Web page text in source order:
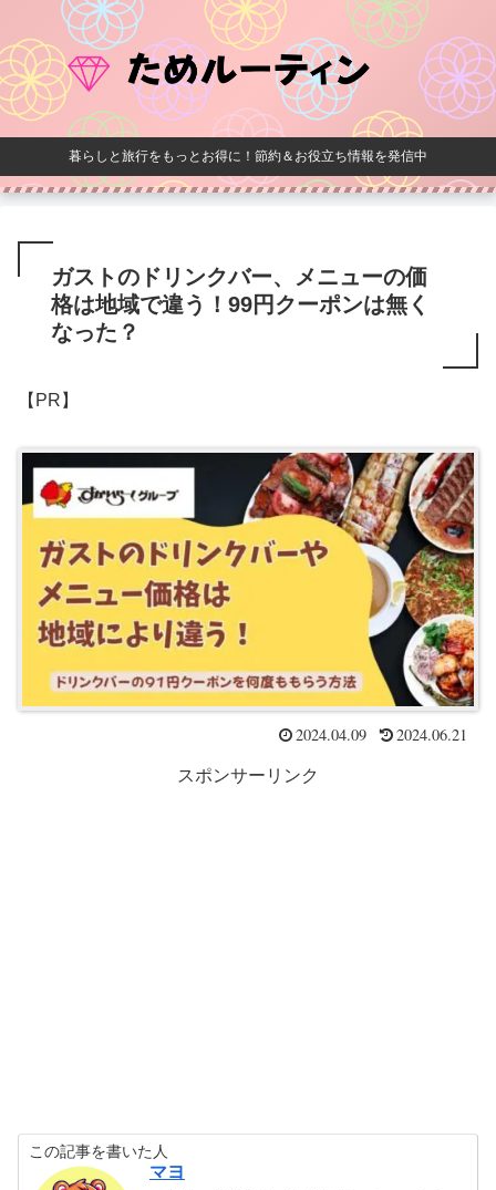
暮らしと旅行をもっとお得に！節約＆お役立ち情報を発信中
ガストのドリンクバー、メニューの価
格は地域で違う！99円クーポンは無く
なった？
【PR】
2024.04.09 2024.06.21
スポンサーリンク
この記事を書いた人
マヨ